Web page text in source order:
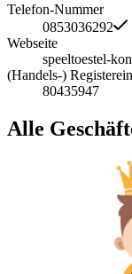
Telefon-Nummer
0853036292
Webseite
speeltoestel-
(Handels-)
80435947
Alle